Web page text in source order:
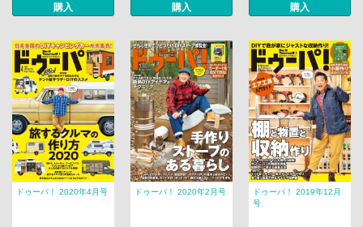
購入 購入 購入
ドゥーパ！ 2020年4月号 ドゥーパ！ 2020年2月号
ドゥーパ！ 2019年12月
号